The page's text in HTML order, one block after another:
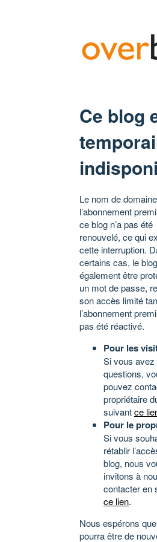
Ce blog
Le nom de
l’abonnement
ce blog n’a pas été
renouvelé, ce qui
cette interruption.
certains cas, le
également être
un mot de passe,
son accès limité
l’abonnement
pas été réactivé.
Pour les
Si vous avez
questions,
pouvez
propriétaire
suivantce
Pour le
Si vous
rétablir
blog, nous
invitons à
contacter en
ce lien.
Nous espérons
pourra être de